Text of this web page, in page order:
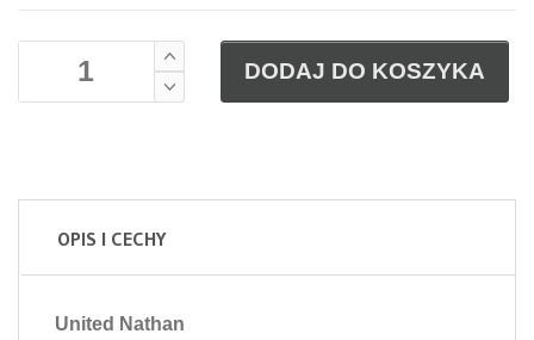
DODAJ DO KOSZYKA
OPIS I CECHY
United Nathan